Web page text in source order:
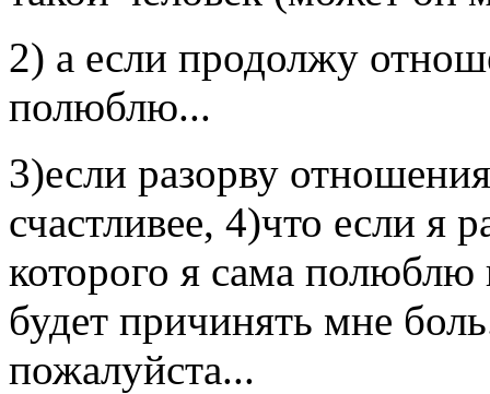
2) а если продолжу
полюблю...
3)если разорву
счастливее, 4)что если я
которого я сама
будет причинять мне
пожалуйста...